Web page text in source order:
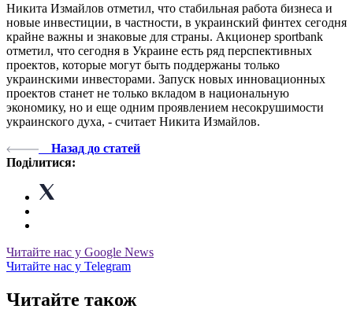
Никита Измайлов отметил, что стабильная работа бизнеса и
новые инвестиции, в частности, в украинский финтех сегодня
крайне важны и знаковые для страны. Акционер sportbank
отметил, что сегодня в Украине есть ряд перспективных
проектов, которые могут быть поддержаны только
украинскими инвесторами. Запуск новых инновационных
проектов станет не только вкладом в национальную
экономику, но и еще одним проявлением несокрушимости
украинского духа, - считает Никита Измайлов.
Назад до статей
Поділитися:
Читайте нас у Google News
Читайте нас у Telegram
Читайте також